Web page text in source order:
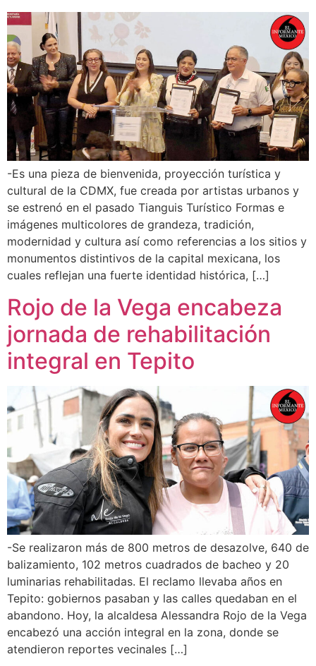
-Es una pieza de bienvenida, proyección turística y
cultural de la CDMX, fue creada por artistas urbanos y
se estrenó en el pasado Tianguis Turístico Formas e
imágenes multicolores de grandeza, tradición,
modernidad y cultura así como referencias a los sitios y
monumentos distintivos de la capital mexicana, los
cuales reflejan una fuerte identidad histórica, […]
Rojo de la Vega encabeza
jornada de rehabilitación
integral en Tepito
-Se realizaron más de 800 metros de desazolve, 640 de
balizamiento, 102 metros cuadrados de bacheo y 20
luminarias rehabilitadas. El reclamo llevaba años en
Tepito: gobiernos pasaban y las calles quedaban en el
abandono. Hoy, la alcaldesa Alessandra Rojo de la Vega
encabezó una acción integral en la zona, donde se
atendieron reportes vecinales […]